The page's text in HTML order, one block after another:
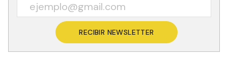
RECIBIR NEWSLETTER